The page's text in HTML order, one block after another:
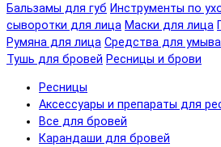
Бальзамы для губ Инструменты по
сыворотки для лица Маски для лица
Румяна для лица Средства для
Тушь для бровей Ресницы и брови
Ресницы
Аксессуары и препараты для
Все для бровей
Карандаши для бровей